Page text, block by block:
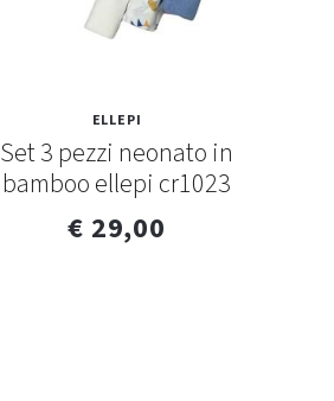
ELLEPI
Set 3 pezzi neonato in
bamboo ellepi cr1023
€ 29,00